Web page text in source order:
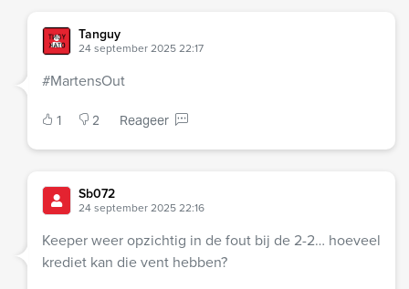
Tanguy
24 september 2025 22:17
#MartensOut
1 2 Reageer
Sb072
24 september 2025 22:16
Keeper weer opzichtig in de fout bij de 2-2… hoeveel
krediet kan die vent hebben?